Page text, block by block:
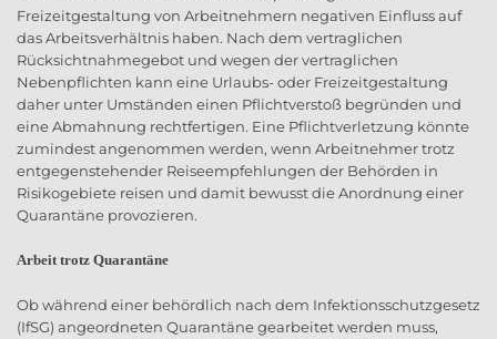
Freizeitgestaltung von Arbeitnehmern negativen Einfluss auf
das Arbeitsverhältnis haben. Nach dem vertraglichen
Rücksichtnahmegebot und wegen der vertraglichen
Nebenpflichten kann eine Urlaubs- oder Freizeitgestaltung
daher unter Umständen einen Pflichtverstoß begründen und
eine Abmahnung rechtfertigen. Eine Pflichtverletzung könnte
zumindest angenommen werden, wenn Arbeitnehmer trotz
entgegenstehender Reiseempfehlungen der Behörden in
Risikogebiete reisen und damit bewusst die Anordnung einer
Quarantäne provozieren.
Arbeit trotz Quarantäne
Ob während einer behördlich nach dem Infektionsschutzgesetz
(IfSG) angeordneten Quarantäne gearbeitet werden muss,